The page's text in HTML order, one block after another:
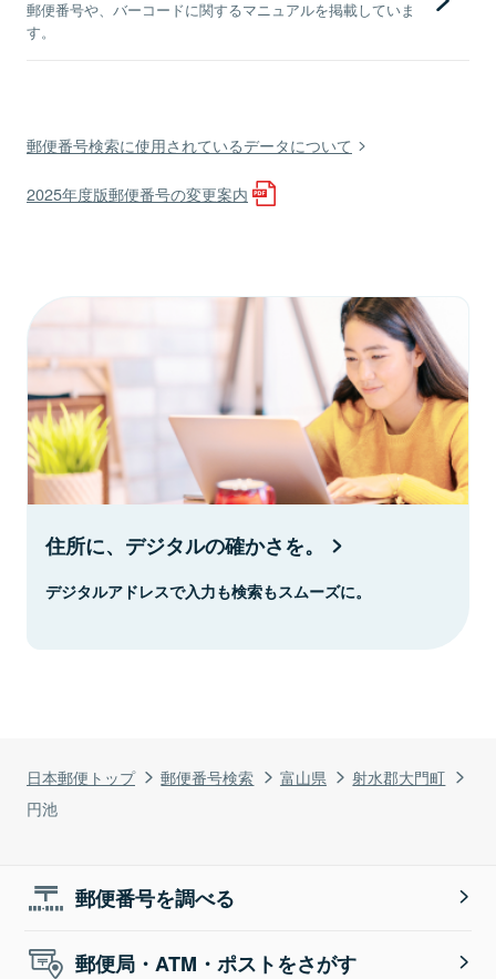
日本郵便トップ 郵便番号検索 富山県
射水郡大門町
円池
郵便番号や、バーコードに関するマニュアルを掲載していま
す。
郵便番号検索に使用されているデータについて
2025年度版郵便番号の変更案内
住所に、デジタルの確かさを。
デジタルアドレスで入力も検索もスムーズに。
郵便番号を調べる
郵便局・ATM・ポストをさがす